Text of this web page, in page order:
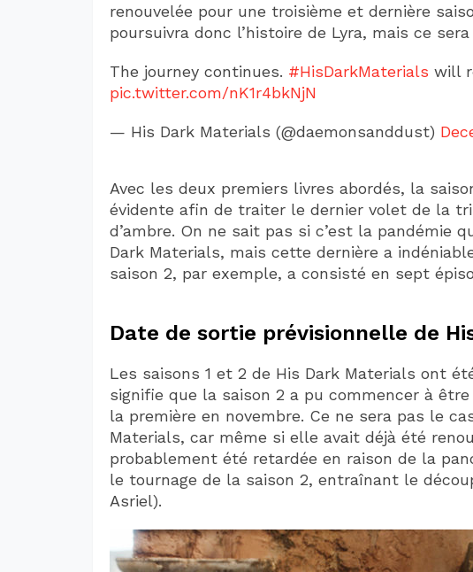
renouvelée pour une troisième et dernière
poursuivra donc l’histoire de Lyra, mais ce
The journey continues. #HisDarkMaterials will
pic.twitter.com/nK1r4bkNjN
— His Dark Materials (@daemonsanddust)
Avec les deux premiers livres abordés, la
évidente afin de traiter le dernier volet de la
d’ambre. On ne sait pas si c’est la pandémie
Dark Materials, mais cette dernière a
saison 2, par exemple, a consisté en sept
Date de sortie prévisionnelle de
Les saisons 1 et 2 de His Dark Materials ont
signifie que la saison 2 a pu commencer à
la première en novembre. Ce ne sera pas le
Materials, car même si elle avait déjà été
probablement été retardée en raison de la
le tournage de la saison 2, entraînant le
Asriel).